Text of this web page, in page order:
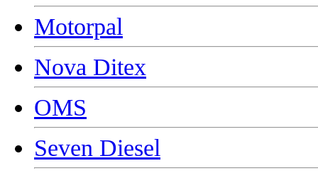
Motorpal
Nova Ditex
OMS
Seven Diesel